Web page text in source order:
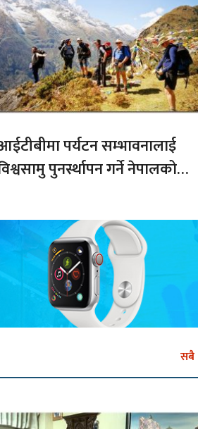
पर्यटन सम्भावनालाई
पुनर्स्थापन गर्ने नेपालको
सबै